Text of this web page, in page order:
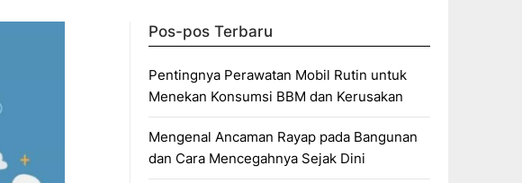
Pos-pos Terbaru
Pentingnya Perawatan Mobil Rutin untuk
Menekan Konsumsi BBM dan Kerusakan
Mengenal Ancaman Rayap pada Bangunan
dan Cara Mencegahnya Sejak Dini